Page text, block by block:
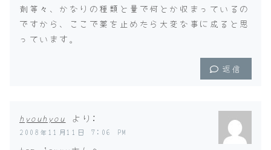
剤等々、かなりの種類と量で何とか収まっているの
ですから、ここで薬を止めたら大変な事に成ると思
っています。
返信
hyouhyou より:
2008年11月11日 7:06 PM